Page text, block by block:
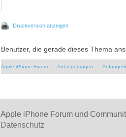
Druckversion anzeigen
Benutzer, die gerade dieses Thema
Apple iPhone Forum Anfängerfragen
Apple iPhone Forum und
Datenschutz